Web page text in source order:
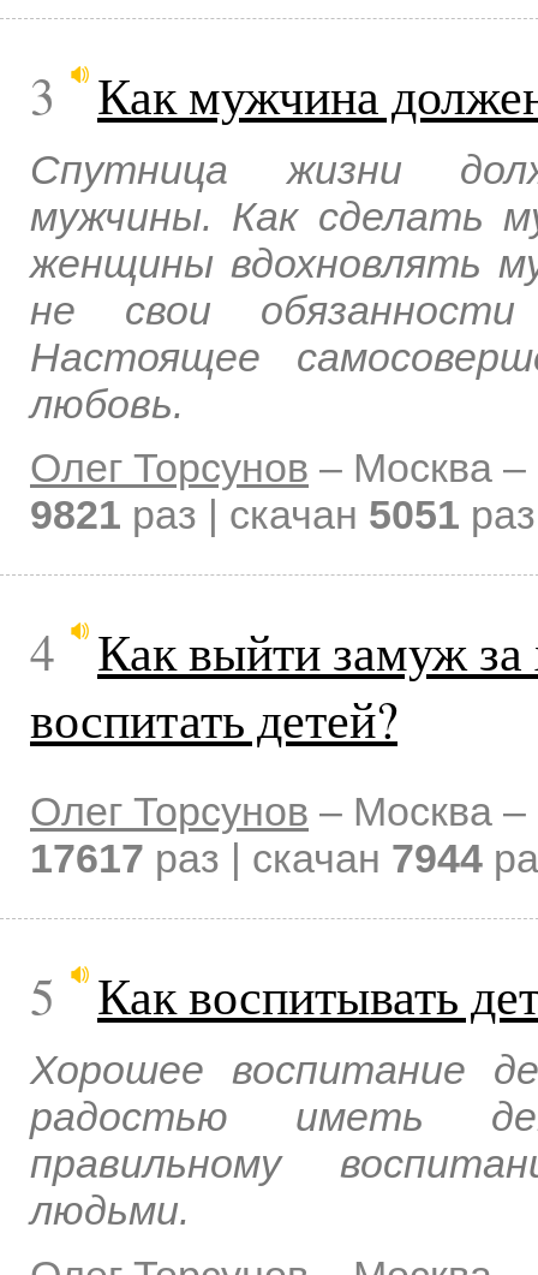
3 Как мужчина
Спутница жизни
мужчины. Как сделать
женщины вдохновлять
не свои
Настоящее
любовь.
Олег Торсунов – Москва –
9821 раз | скачан 5051
4
Как выйти замуж
воспитать детей?
Олег Торсунов – Москва –
17617 раз | скачан 7944
5 Как воспитывать
Хорошее воспитание
радостью иметь
правильному
людьми.